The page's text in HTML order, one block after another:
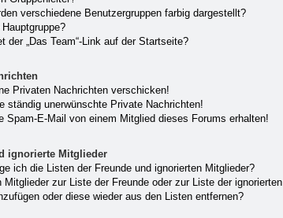
verschiedene Benutzergruppen farbig dargestellt?
der „Das Team“-Link auf der Startseite?
Privaten Nachrichten verschicken!
ständig unerwünschte Private Nachrichten!
Spam-E-Mail von einem Mitglied dieses Forums erhalten!
ignorierte Mitglieder
ich die Listen der Freunde und ignorierten Mitglieder?
Mitglieder zur Liste der Freunde oder zur Liste der ignorierten
oder diese wieder aus den Listen entfernen?